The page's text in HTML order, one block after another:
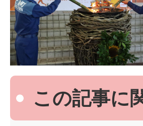
この記事に